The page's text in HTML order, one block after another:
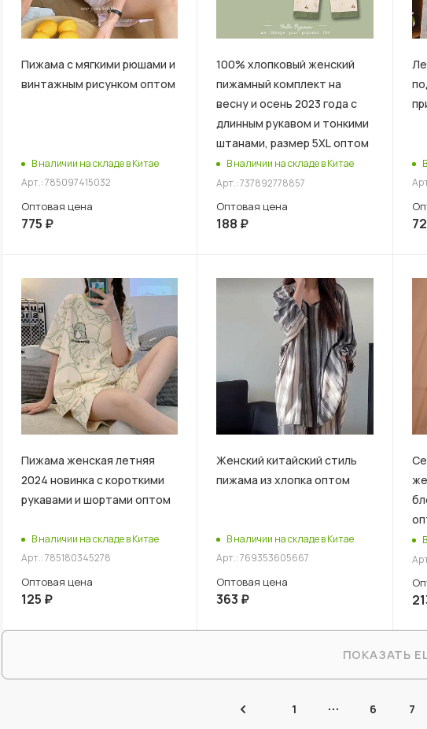
Пижама с мягкими рюшами и
винтажным рисунком оптом
В наличии на складе в Китае
Арт.: 785097415032
Оптовая цена
775 ₽
100% хлопковый женский
пижамный комплект на
весну и осень 2023 года с
длинным рукавом и тонкими
штанами, размер 5XL оптом
В наличии на складе в Китае
Арт.: 737892778857
Оптовая цена
188 ₽
Пижама женская летняя
2024 новинка с короткими
рукавами и шортами оптом
В наличии на складе в Китае
Арт.: 785180345278
Оптовая цена
125 ₽
Женский китайский стиль
пижама из хлопка оптом
В наличии на складе в Китае
Арт.: 769353605667
Оптовая цена
363 ₽
ПОКАЗАТЬ
1 6 7